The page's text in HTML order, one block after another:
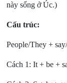
này sống ở Úc.)
Cấu trúc:
People/They +
Cách 1: It + be +